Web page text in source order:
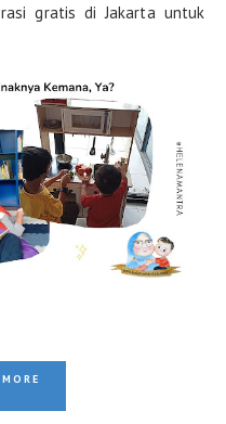
gratis di Jakarta untuk